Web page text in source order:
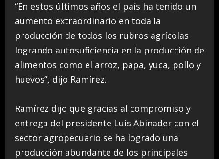
“En estos últimos años el país ha tenido un
aumento extraordinario en toda la
producción de todos los rubros agrícolas
logrando autosuficiencia en la producción de
alimentos como el arroz, papa, yuca, pollo y
huevos”, dijo Ramírez.
Ramírez dijo que gracias al compromiso y
entrega del presidente Luis Abinader con el
sector agropecuario se ha logrado una
producción abundante de los principales